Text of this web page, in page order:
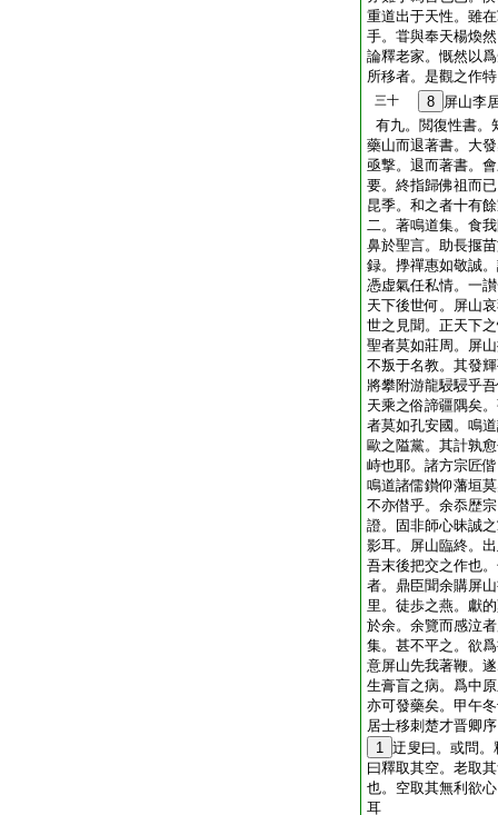
重道出于天性。雖
手。甞與奉天楊煥
論釋老家。慨然以
所移者。是觀之作
三十 8 屏山李
有九。閲復性書。
藥山而退著書。大
亟撃。退而著書。
要。終指歸佛祖而
昆季。和之者十有
二。著鳴道集。食
鼻於聖言。助長揠
録。㩭禪惠如敬誠
憑虚氣任私情。一
天下後世何。屏山
世之見聞。正天下
聖者莫如莊周。屏
不叛于名教。其發
將攀附游龍駸駸乎
天乘之俗諦疆隅矣
者莫如孔安國。鳴
歐之隘黨。其計孰
峙也耶。諸方宗匠
鳴道諸儒鑚仰藩垣
不亦僣乎。余忝歴
證。固非師心昧誠
影耳。屏山臨終。
吾末後把交之作也
者。鼎臣聞余購屏
里。徒歩之燕。獻
於余。余覽而感泣
集。甚不平之。欲
意屏山先我著鞭。
生膏盲之病。爲中
亦可發藥矣。甲午
居士移刺楚才晋卿序
1 迂叟曰。或問
曰釋取其空。老取
也。空取其無利欲
耳